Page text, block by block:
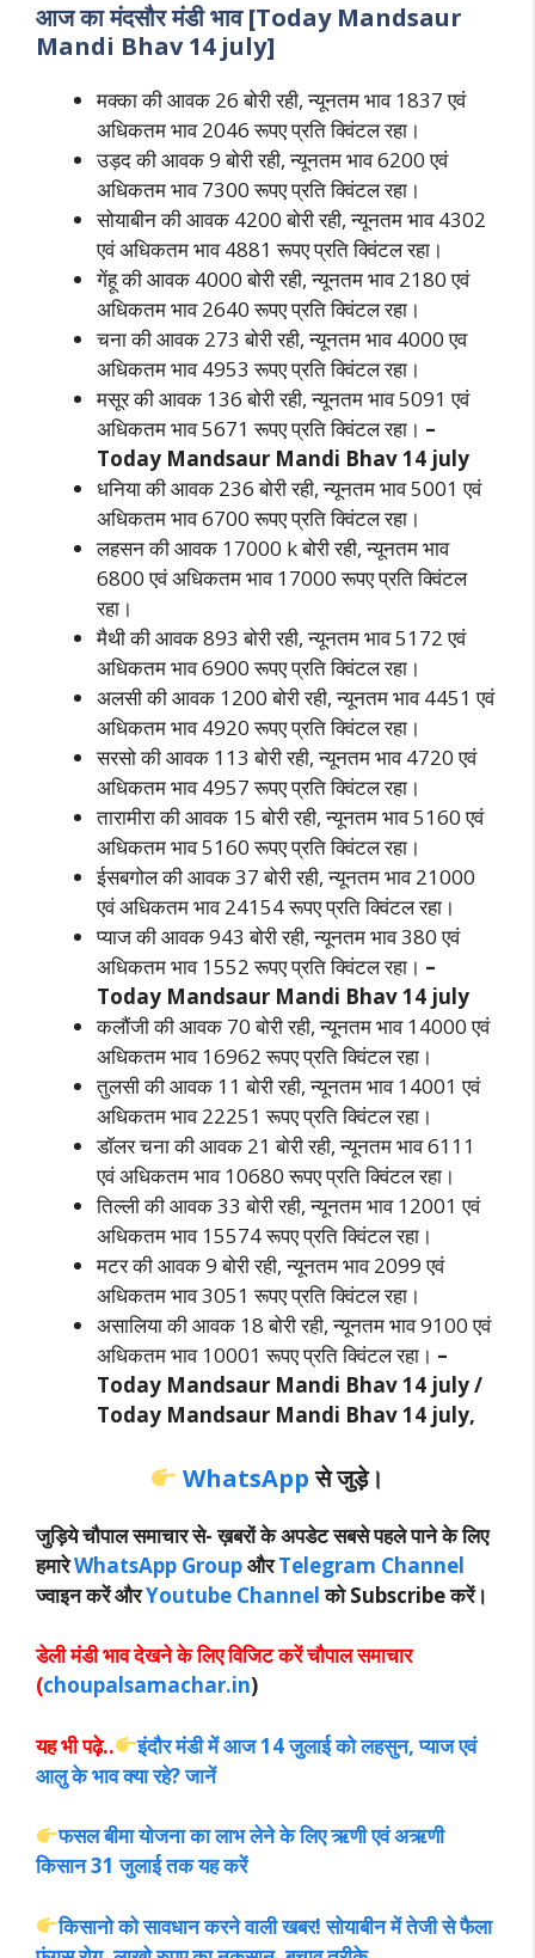
आज का मंदसौर मंडी भाव [Today Mandsaur
Mandi B­hav 14 july]
मक्का की आवक 26 बोरी रही, न्यूनतम भाव 1837 एवं
अधिकतम भाव 2046 रूपए प्रति क्विंटल रहा।
उड़द की आवक 9 बोरी रही, न्यूनतम भाव 6200 एवं
अधिकतम भाव 7300 रूपए प्रति क्विंटल रहा।
सोयाबीन की आवक 4200 बोरी रही, न्यूनतम भाव 4302
एवं अधिकतम भाव 4881 रूपए प्रति क्विंटल रहा।
गेंहू की आवक 4000 बोरी रही, न्यूनतम भाव 2180 एवं
अधिकतम भाव 2640 रूपए प्रति क्विंटल रहा।
चना की आवक 273 बोरी रही, न्यूनतम भाव 4000 एव
अधिकतम भाव 4953 रूपए प्रति क्विंटल रहा।
मसूर की आवक 136 बोरी रही, न्यूनतम भाव 5091 एवं
अधिकतम भाव 5671 रूपए प्रति क्विंटल रहा। –
Today Mandsaur Mandi B­hav 14 july
धनिया की आवक 236 बोरी रही, न्यूनतम भाव 5001 एवं
अधिकतम भाव 6700 रूपए प्रति क्विंटल रहा।
लहसन की आवक 17000 k बोरी रही, न्यूनतम भाव
6800 एवं अधिकतम भाव 17000 रूपए प्रति क्विंटल
रहा।
मैथी की आवक 893 बोरी रही, न्यूनतम भाव 5172 एवं
अधिकतम भाव 6900 रूपए प्रति क्विंटल रहा।
अलसी की आवक 1200 बोरी रही, न्यूनतम भाव 4451 एवं
अधिकतम भाव 4920 रूपए प्रति क्विंटल रहा।
सरसो की आवक 113 बोरी रही, न्यूनतम भाव 4720 एवं
अधिकतम भाव 4957 रूपए प्रति क्विंटल रहा।
तारामीरा की आवक 15 बोरी रही, न्यूनतम भाव 5160 एवं
अधिकतम भाव 5160 रूपए प्रति क्विंटल रहा।
ईसबगोल की आवक 37 बोरी रही, न्यूनतम भाव 21000
एवं अधिकतम भाव 24154 रूपए प्रति क्विंटल रहा।
प्याज की आवक 943 बोरी रही, न्यूनतम भाव 380 एवं
अधिकतम भाव 1552 रूपए प्रति क्विंटल रहा। –
Today Mandsaur Mandi B­hav 14 july
कलौंजी की आवक 70 बोरी रही, न्यूनतम भाव 14000 एवं
अधिकतम भाव 16962 रूपए प्रति क्विंटल रहा।
तुलसी की आवक 11 बोरी रही, न्यूनतम भाव 14001 एवं
अधिकतम भाव 22251 रूपए प्रति क्विंटल रहा।
डॉलर चना की आवक 21 बोरी रही, न्यूनतम भाव 6111
एवं अधिकतम भाव 10680 रूपए प्रति क्विंटल रहा।
तिल्ली की आवक 33 बोरी रही, न्यूनतम भाव 12001 एवं
अधिकतम भाव 15574 रूपए प्रति क्विंटल रहा।
मटर की आवक 9 बोरी रही, न्यूनतम भाव 2099 एवं
अधिकतम भाव 3051 रूपए प्रति क्विंटल रहा।
असालिया की आवक 18 बोरी रही, न्यूनतम भाव 9100 एवं
अधिकतम भाव 10001 रूपए प्रति क्विंटल रहा। –
Today Mandsaur Mandi B­hav 14 july /
Today Mandsaur Mandi B­hav 14 july,
WhatsApp से जुड़े।
जुड़िये चौपाल समाचार से-ख़बरों के अपडेट सबसे पहले पाने के लिए
हमारेWhatsApp GroupऔरTelegram Channel
ज्वाइन करें औरYoutube Channelको Subscribe करें।
डेली मंडी भाव देखने के लिए विजिट करें चौपाल समाचार
(choupalsamachar.in)
यह भी पढ़े..
इंदौर मंडी में आज 14 जुलाई को लहसुन, प्याज एवं
आलु के भाव क्या रहे? जानें
फसल बीमा योजना का लाभ लेने के लिए ऋणी एवं अऋणी
किसान 31 जुलाई तक यह करें
किसानो को सावधान करने वाली खबर! सोयाबीन में तेजी से फैला